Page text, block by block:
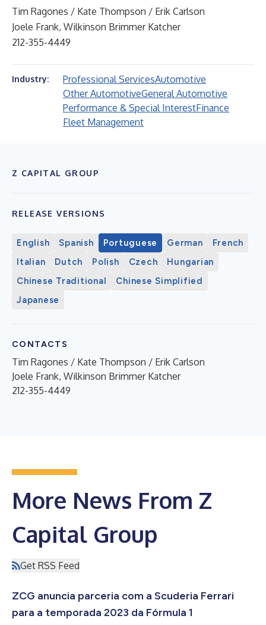
Tim Ragones / Kate Thompson / Erik Carlson
Joele Frank, Wilkinson Brimmer Katcher
212-355-4449
Industry: Professional ServicesAutomotive
Other AutomotiveGeneral Automotive
Performance & Special InterestFinance
Fleet Management
Z CAPITAL GROUP
RELEASE VERSIONS
English Spanish Portuguese German
French
Italian
Dutch Polish Czech
Hungarian
Chinese Traditional
Chinese Simplified
Japanese
CONTACTS
Tim Ragones / Kate Thompson / Erik Carlson
Joele Frank, Wilkinson Brimmer Katcher
212-355-4449
More News From Z
Capital Group
Get RSS Feed
ZCG anuncia parceria com a Scuderia Ferrari
para a temporada 2023 da Fórmula 1